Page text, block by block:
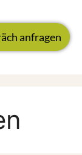
anfragen